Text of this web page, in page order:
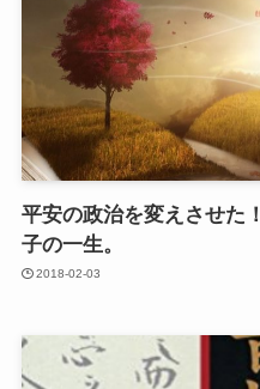
平安の政治を変えさせた
子の一生。
2018-02-03